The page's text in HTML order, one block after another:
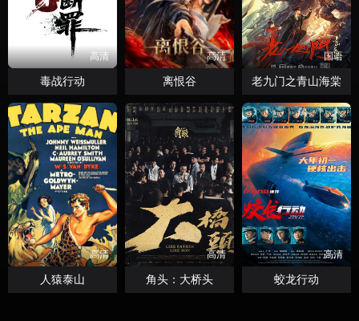
高清
毒战行动
高清
离恨谷
国语
老九门之青山海棠
高清
人猿泰山
高清
角头：大桥头
高清
蛟龙行动